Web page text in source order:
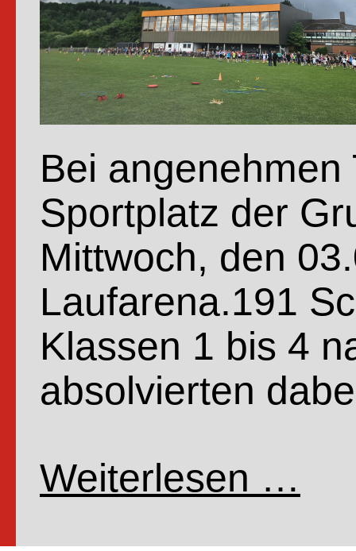
Bei
Sportplatz der
Mittwoch, den
Laufarena.191
Klassen 1 bis 4
absolvierten
Weiterlesen …